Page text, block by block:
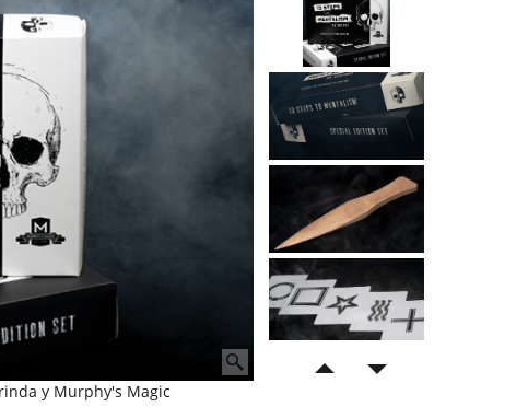
y Murphy's Magic